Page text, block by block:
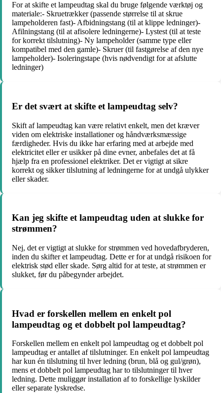
For at skifte et lampeudtag skal du bruge følgende værktøj og
materiale:- Skruetrækker (passende størrelse til at skrue
lampeholderen fast)- Afbidningstang (til at klippe ledninger)-
Afilningstang (til at afisolere ledningerne)- Lystest (til at teste
for korrekt tilslutning)- Ny lampeholder (samme type eller
kompatibel med den gamle)- Skruer (til fastgørelse af den nye
lampeholder)- Isoleringstape (hvis nødvendigt for at afslutte
ledninger)
Er det svært at skifte et lampeudtag selv?
Skift af lampeudtag kan være relativt enkelt, men det kræver
viden om elektriske installationer og håndværksmæssige
færdigheder. Hvis du ikke har erfaring med at arbejde med
elektricitet eller er usikker på dine evner, anbefales det at få
hjælp fra en professionel elektriker. Det er vigtigt at sikre
korrekt og sikker tilslutning af ledningerne for at undgå ulykker
eller skader.
Kan jeg skifte et lampeudtag uden at slukke for
strømmen?
Nej, det er vigtigt at slukke for strømmen ved hovedafbryderen,
inden du skifter et lampeudtag. Dette er for at undgå risikoen for
elektrisk stød eller skade. Sørg altid for at teste, at strømmen er
slukket, før du påbegynder arbejdet.
Hvad er forskellen mellem en enkelt pol
lampeudtag og et dobbelt pol lampeudtag?
Forskellen mellem en enkelt pol lampeudtag og et dobbelt pol
lampeudtag er antallet af tilslutninger. En enkelt pol lampeudtag
har kun én tilslutning til hver ledning (brun, blå og gul/grøn),
mens et dobbelt pol lampeudtag har to tilslutninger til hver
ledning. Dette muliggør installation af to forskellige lyskilder
eller separate lyskredse.